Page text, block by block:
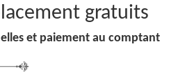
gratuits
et paiement au comptant